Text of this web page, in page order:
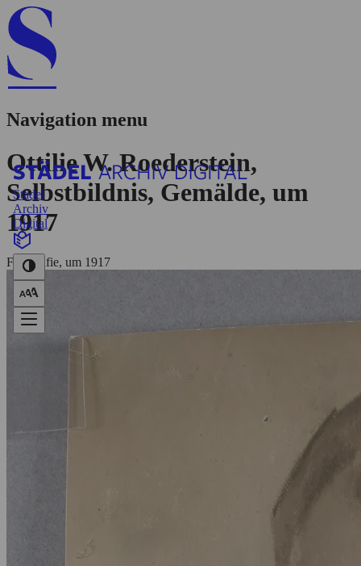
Navigation menu
Städel
Archiv
Digital
Ottilie W. Roederstein,
Selbstbildnis, Gemälde, um
1917
Fotografie, um 1917